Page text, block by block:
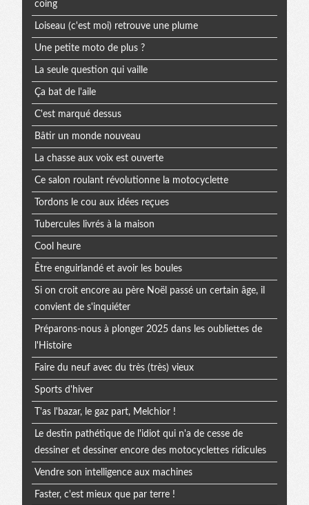
coing
Loiseau (c'est moi) retrouve une plume
Une petite moto de plus ?
La seule question qui vaille
Ça bat de l'aile
C'est marqué dessus
Bâtir un monde nouveau
La chasse aux voix est ouverte
Ce salon roulant révolutionne la motocyclette
Tordons le cou aux idées reçues
Tubercules livrés à la maison
Cool heure
Être enguirlandé et avoir les boules
Si on croit encore au père Noël passé un certain âge, il
convient de s'inquiéter
Préparons-nous à plonger 2025 dans les oubliettes de
l'Histoire
Faire du neuf avec du très (très) vieux
Sports d'hiver
T'as l'bazar, le gaz part, Melchior !
Le destin pathétique de l'idiot qui n'a de cesse de
dessiner et dessiner encore des motocyclettes ridicules
Vendre son intelligence aux machines
Faster, c'est mieux que par terre !